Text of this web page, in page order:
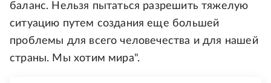
баланс. Нельзя пытаться разрешить тяжелую
ситуацию путем создания еще большей
проблемы для всего человечества и для нашей
страны. Мы хотим мира".